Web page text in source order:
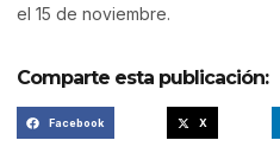
el 15 de noviembre.
Comparte esta publicación:
Facebook X